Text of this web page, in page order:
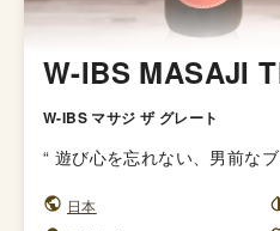
W-IBS MASAJI
W-IBS マサジ ザ グレート
“ 遊び心を忘れない、男前な
日本